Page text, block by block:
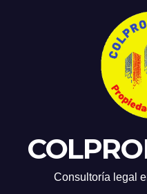
Consultoría legal